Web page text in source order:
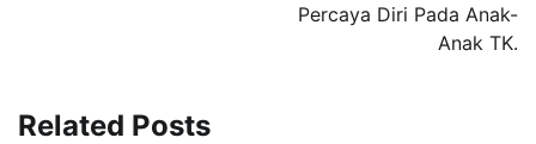
Percaya Diri Pada Anak-
Anak TK.
Related Posts